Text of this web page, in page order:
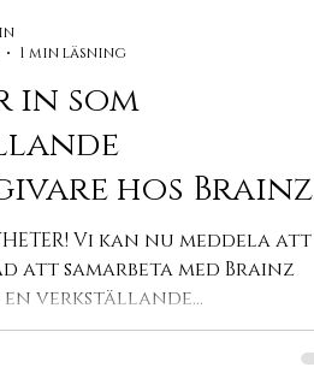
in som
hos Brainz
Vi kan nu meddela att
att samarbeta med Brainz
en verkställande
1 min läsning